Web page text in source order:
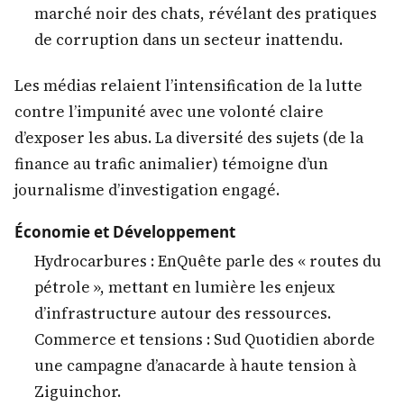
marché noir des chats, révélant des pratiques
de corruption dans un secteur inattendu.
Les médias relaient l’intensification de la lutte
contre l’impunité avec une volonté claire
d’exposer les abus. La diversité des sujets (de la
finance au trafic animalier) témoigne d’un
journalisme d’investigation engagé.
Économie et Développement
Hydrocarbures : EnQuête parle des « routes du
pétrole », mettant en lumière les enjeux
d’infrastructure autour des ressources.
Commerce et tensions : Sud Quotidien aborde
une campagne d’anacarde à haute tension à
Ziguinchor.